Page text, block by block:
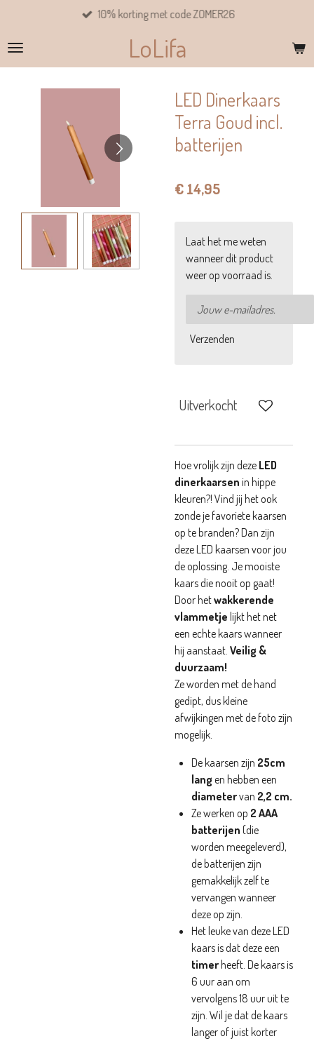
naar
de
LoLifa
10% korting met code ZOMER26
LED Dinerkaars
Terra Goud incl.
batterijen
€ 14,95
Laat het me weten
wanneer dit product
weer op voorraad is.
Verzenden
Uitverkocht
Hoe vrolijk zijn deze LED
dinerkaarsen in hippe
kleuren?! Vind jij het ook
zonde je favoriete kaarsen
op te branden? Dan zijn
deze LED kaarsen voor jou
de oplossing. Je mooiste
kaars die nooit op gaat!
Door hetwakkerende
vlammetje lijkt het net
een echte kaars wanneer
hij aanstaat. Veilig &
duurzaam!
Ze worden met de hand
gedipt, dus kleine
afwijkingen met de foto zijn
mogelijk.
De kaarsen zijn 25cm
langen hebben een
diametervan 2,2 cm.
Ze werken op 2 AAA
batterijen (die
worden meegeleverd),
de batterijen zijn
gemakkelijk zelf te
vervangen wanneer
deze op zijn.
Het leuke van deze LED
kaars is dat deze een
timer heeft. De kaars is
6 uur aan om
vervolgens 18 uur uit te
zijn. Wil je dat de kaars
langer of juist korter